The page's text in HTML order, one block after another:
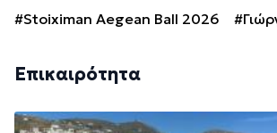
#Stoiximan Aegean Ball 2026
Επικαιρότητα